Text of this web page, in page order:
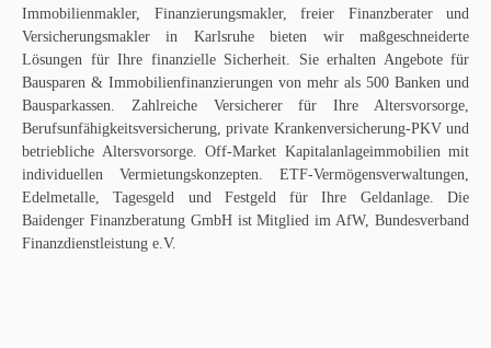
Immobilienmakler, Finanzierungsmakler, freier Finanzberater und
Versicherungsmakler in Karlsruhe bieten wir maßgeschneiderte
Lösungen für Ihre finanzielle Sicherheit. Sie erhalten Angebote für
Bausparen & Immobilienfinanzierungen von mehr als 500 Banken und
Bausparkassen. Zahlreiche Versicherer für Ihre Altersvorsorge
Berufsunfähigkeitsversicherung ,private Krankenversicherung-PKVund
betriebliche Altersvorsorge. Off-Market Kapitalanlageimmobilien mit
individuellen Vermietungskonzepten. ETF-Vermögensverwaltungen,
Edelmetalle, Tagesgeld und Festgeld für Ihre Geldanlage. Die
Baidenger Finanzberatung GmbH ist Mitglied im AfW, Bundesverband
Finanzdienstleistung e.V.